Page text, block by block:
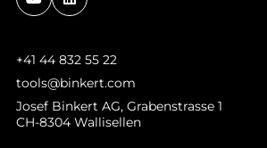
+41 44 832 55 22
tools@binkert.com
Josef Binkert AG, Grabenstrasse 1
CH-8304 Wallisellen